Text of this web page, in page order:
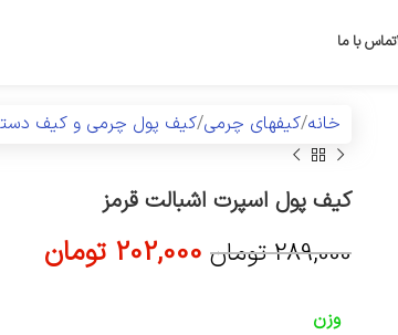
تماس با ما
خانه کیفهای چرمی کیف پول چرمی و کیف
کیف پول اسپرت اشبالت قرمز
289,000 تومان 202,000 تومان
وزن